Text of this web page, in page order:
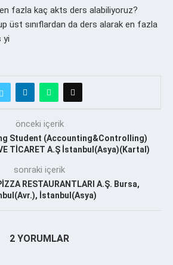
fazla kaç akts ders alabiliyoruz?
üst sınıflardan da ders alarak en fazla
yi
önceki içerik
Student (Accounting&Controlling)
TİCARET A.Ş İstanbul(Asya)(Kartal)
sonraki içerik
RESTAURANTLARI A.Ş. Bursa,
İstanbul(Asya)
2 YORUMLAR